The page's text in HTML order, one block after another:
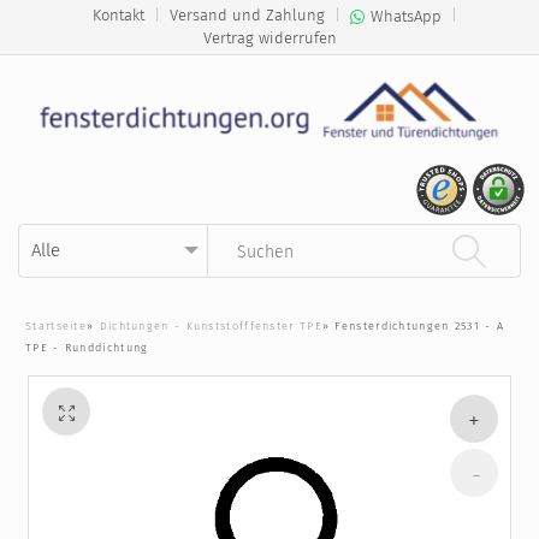
Kontakt Versand und Zahlung WhatsApp
Vertrag widerrufen
Startseite» Dichtungen - Kunststofffenster TPE» Fensterdichtungen 2531 - A
TPE - Runddichtung